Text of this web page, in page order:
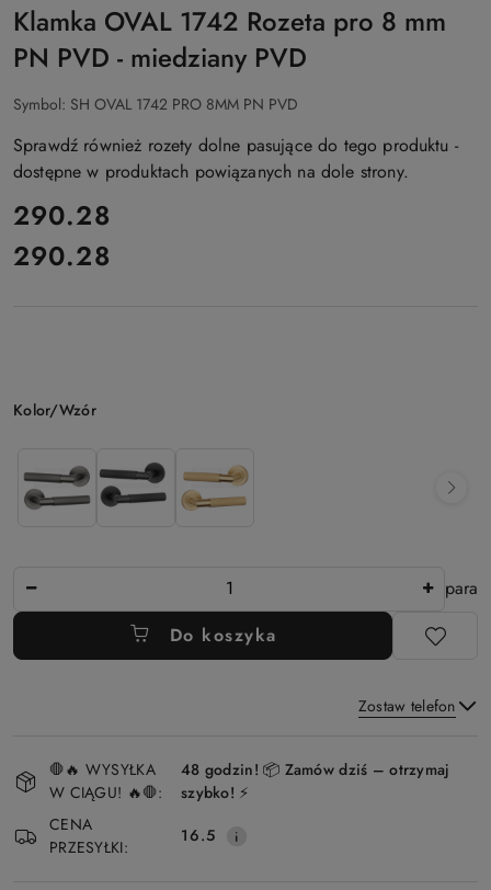
Klamka OVAL 1742 Rozeta pro 8 mm
PN PVD - miedziany PVD
Symbol: SH OVAL 1742 PRO 8MM PN PVD
Sprawdź również rozety dolne pasujące do tego produktu -
dostępne w produktach powiązanych na dole strony.
cena:
290.28
Cena:
290.28
Wariant
Kolor/Wzór
para
Do koszyka
Zostaw telefon
Wyślij
i
dostawa
🛑🔥 WYSYŁKA
W CIĄGU! 🔥🛑:
48 godzin! 📦 Zamów dziś – otrzymaj
szybko! ⚡
CENA
PRZESYŁKI:
16.5